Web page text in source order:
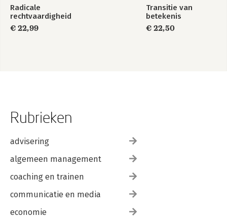
Radicale
rechtvaardigheid
€ 22,99
Transitie van
betekenis
€ 22,50
Rubrieken
advisering
algemeen management
coaching en trainen
communicatie en media
economie